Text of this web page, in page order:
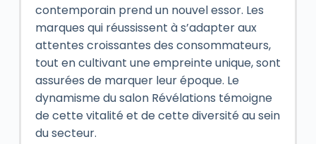
contemporain prend un nouvel essor. Les
marques qui réussissent à s’adapter aux
attentes croissantes des consommateurs,
tout en cultivant une empreinte unique, sont
assurées de marquer leur époque. Le
dynamisme du salon Révélations témoigne
de cette vitalité et de cette diversité au sein
du secteur.